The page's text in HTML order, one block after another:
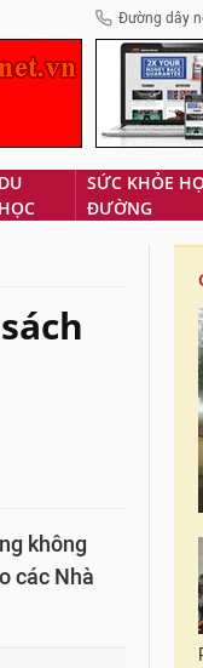
Đường dây
DU
HỌC
SỨC KHỎE
ĐƯỜNG
không
các Nhà